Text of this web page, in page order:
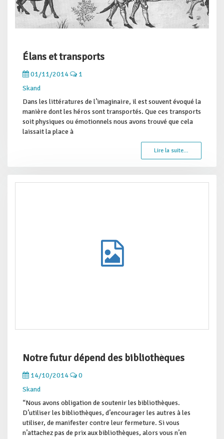
Élans et transports
01/11/2014
1
Skand
Dans les littératures de l’imaginaire, il est souvent évoqué la
manière dont les héros sont transportés. Que ces transports
soit physiques ou émotionnels nous avons trouvé que cela
laissait la place à
Lire la suite…
Notre futur dépend des bibliothèques
14/10/2014
0
Skand
“Nous avons obligation de soutenir les bibliothèques.
D’utiliser les bibliothèques, d’encourager les autres à les
utiliser, de manifester contre leur fermeture. Si vous
n’attachez pas de prix aux bibliothèques, alors vous n’en